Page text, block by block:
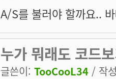
A/S를 불러야 할까요..
누가 뭐래도 코드
글쓴이: TooCooL34 / 작